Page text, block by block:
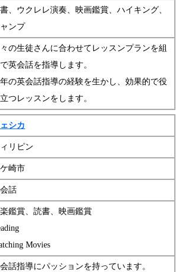
、ウクレレ演奏、映画鑑賞、ハイキング、
ンプ
の生徒さんに合わせてレッスンプランを組
英会話を指導します。
の英会話指導の経験を生かし、効果的で役
つレッスンをします。
シカ
リピン
崎市
話
鑑賞、読書、映画鑑賞
Movies
話指導にパッションを持っています。